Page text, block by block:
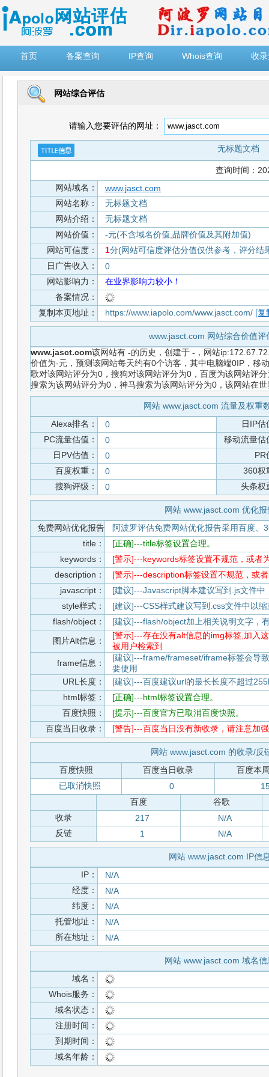
首页
备案查询 IP查询 Whois查询 收
网站综合评估
请输入您要评估的网址：
无标题文档
查询时间：
网站域名：
www.jasct.com
网站名称：
无标题文档
网站介绍：
无标题文档
网站价值：
-元(不含域名价值,品牌价值及其附加值)
网站可信度：
1分(网站可信度评估分值仅供参考，评分结
日广告收入：
0
网站影响力：
在业界影响力较小！
备案情况：
复制本页地址：
https://www.iapolo.com/www.jasct.com/ [复
www.jasct.com 网站综合价值评
www.jasct.com该网站有 -的历史，创建于 - ，网站
价值为-元，预测该网站每天约有0个访客，其中电脑端0IP，移
歌对该网站评分为0，搜狗对该网站评分为0，百度为该网站评
搜索为该网站评分为0，神马搜索为该网站评分为0，该网站在
网站 www.jasct.com 流量及权重
Alexa排名：
0
日IP估
PC流量估值：
0
移动流量估
日PV估值：
0
PR
百度权重：
0
360权
搜狗评级：
0 头条权
网站 www.jasct.com 优化报
免费网站优化报告
阿波罗评估免费网站优化报告采用百度、
title：
[正确]---title标签设置合理。
keywords：
[警示]---keywords标签设置不规范，或者
description：
[警示]---description标签设置不规范，或
javascript：
[建议]---Javascript脚本建议写到.js文件中
style样式：
[建议]---CSS样式建议写到.css文件中以
flash/object：
[建议]---flash/object加上相关说明文字，
图片Alt信息：
[警示]---存在没有alt信息的img标签,加入
被用户检索到
frame信息：
[建议]---frame/frameset/iframe标签会导
要使用
URL长度：
[建议]---百度建议url的最长长度不超过
html标签：
[正确]---html标签设置合理。
百度快照：
[提示]---百度官方已取消百度快照。
百度当日收录：
[警告]---百度当日没有新收录，请注意加
网站 www.jasct.com 的收录/反
百度快照
百度当日收录
百度本
已取消快照
0
百度
谷歌
收录
217
N/A
反链
1 N/A
网站 www.jasct.com IP信
IP：
N/A
经度：
N/A
纬度：
N/A
托管地址：
N/A
所在地址：
N/A
网站 www.jasct.com 域名信
域名：
Whois服务：
域名状态：
注册时间：
到期时间：
域名年龄：